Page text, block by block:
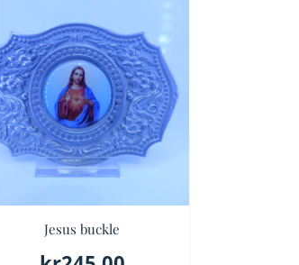
Jesus buckle